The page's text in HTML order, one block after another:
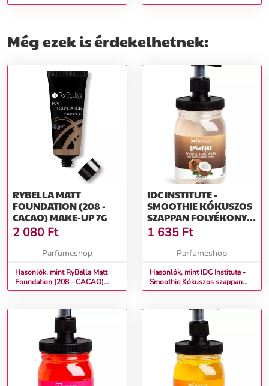
szappan kézre 500 ml
balzsam Ajakápoló 4,4 ml
Még ezek is érdekelhetnek:
RYBELLA MATT
FOUNDATION (208 -
CACAO) MAKE-UP 7G
2 080 Ft
Parfumeshop
Hasonlók, mint RyBella Matt
Foundation (208 - CACAO)
Make-up 7g
IDC INSTITUTE -
SMOOTHIE KÓKUSZOS
SZAPPAN FOLYÉKONY
SZAPPAN 360 ML
1 635 Ft
Parfumeshop
Hasonlók, mint IDC Institute -
Smoothie Kókuszos szappan
Folyékony szappan 360 ml